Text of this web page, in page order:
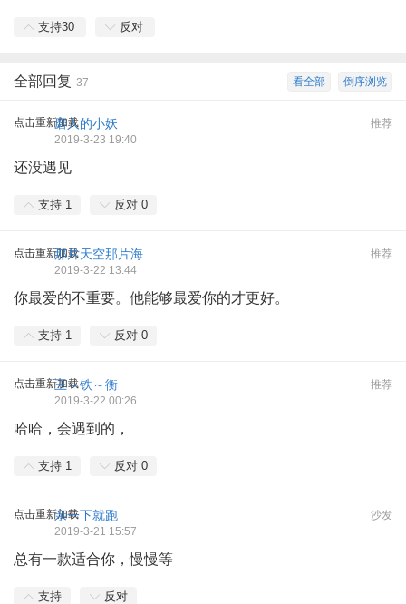
支持30 反对
倒序浏览
看全部
全部回复 37
点击重新加载 推荐
磨人的小妖
2019-3-23 19:40
还没遇见
支持 1 反对 0
点击重新加载 推荐
那片天空那片海
2019-3-22 13:44
你最爱的不重要。他能够最爱你的才更好。
支持 1 反对 0
点击重新加载 推荐
王～铁～衡
2019-3-22 00:26
哈哈，会遇到的，
支持 1 反对 0
点击重新加载 沙发
亲一下就跑
2019-3-21 15:57
总有一款适合你，慢慢等
支持 反对